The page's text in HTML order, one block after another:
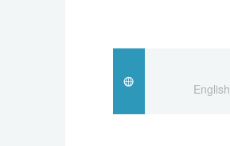
スポーツ・東京2020English